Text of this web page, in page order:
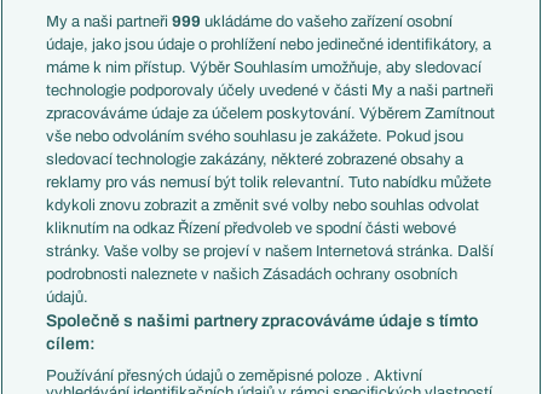
Témata
Představení týmů MS
EuroSkauting
PL v kostce
Evropské koeficienty
Přestupy
Přestupové spekulace
Zranění
Kluby
Arsenal FC
Chelsea FC
Manchester United
AC Milán
Juventus FC
Bayern Mnichov
Francie
Itálie
Německo
Španělsko
Argentina
Brazílie
Přestupy
Zápasy
Livescore
Tipovací soutěž
My a naši partneři999 ukládáme do vašeho zařízení osobní
údaje, jako jsou údaje o prohlížení nebo jedinečné identifikátory, a
máme k nim přístup. Výběr Souhlasím umožňuje, aby sledovací
technologie podporovaly účely uvedené v části My a naši partneři
zpracováváme údaje za účelem poskytování. Výběrem Zamítnout
vše nebo odvoláním svého souhlasu je zakážete. Pokud jsou
sledovací technologie zakázány, některé zobrazené obsahy a
reklamy pro vás nemusí být tolik relevantní. Tuto nabídku můžete
kdykoli znovu zobrazit a změnit své volby nebo souhlas odvolat
kliknutím na odkaz Řízení předvoleb ve spodní části webové
stránky. Vaše volby se projeví v našem Internetová stránka. Další
podrobnosti naleznete v našich Zásadách ochrany osobních
údajů.
Společně s našimi partnery zpracováváme údaje s tímto
cílem:
Používání přesných údajů o zeměpisné poloze . Aktivní